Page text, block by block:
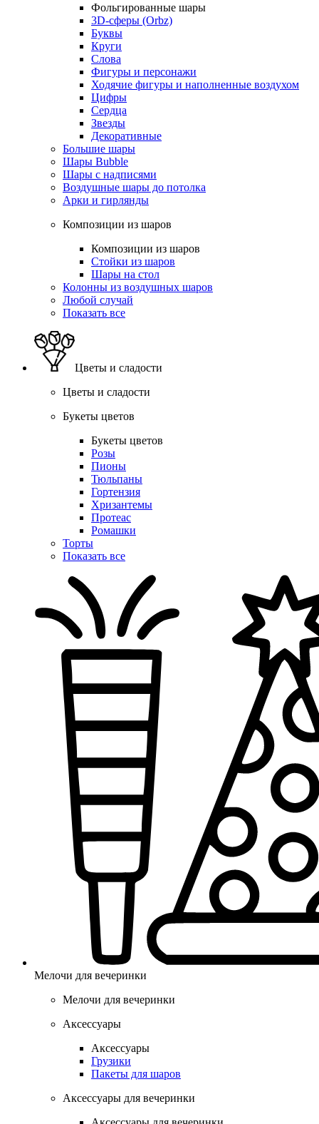
Фольгированные шары
3D-сферы (Orbz)
Буквы
Круги
Слова
Фигуры и персонажи
Ходячие фигуры и наполненные воздухом
Цифры
Сердца
Звезды
Декоративные
Большие шары
Шары Bubble
Шары с надписями
Воздушные шары до потолка
Арки и гирлянды
Композиции из шаров
Композиции из шаров
Стойки из шаров
Шары на стол
Колонны из воздушных шаров
Любой случай
Показать все
Цветы и сладости
Цветы и сладости
Букеты цветов
Букеты цветов
Розы
Пионы
Тюльпаны
Гортензия
Хризантемы
Протеас
Ромашки
Торты
Показать все
Мелочи для вечеринки
Мелочи для вечеринки
Аксессуары
Аксессуары
Грузики
Пакеты для шаров
Аксессуары для вечеринки